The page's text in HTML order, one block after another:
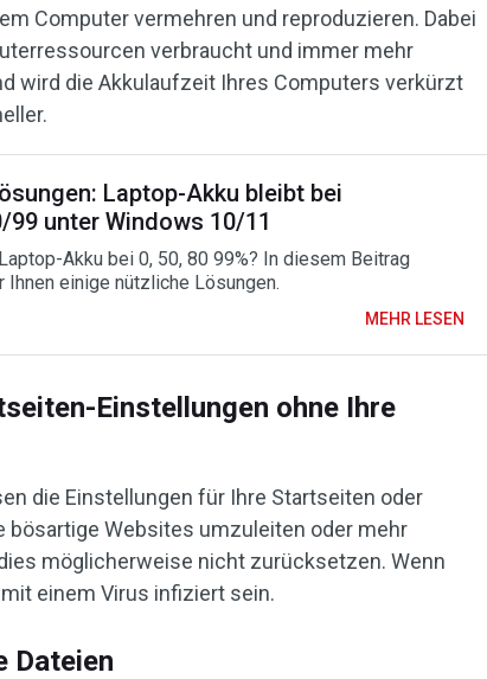
Computer vermehren und reproduzieren. Dabei
verbraucht und immer mehr
wird die Akkulaufzeit Ihres Computers verkürzt
Laptop-Akku bleibt bei
99 unter Windows 10/11
Akku bei 0, 50, 80 99%? In diesem Beitrag
Ihnen einige nützliche Lösungen.
MEHR LESEN
Einstellungen ohne Ihre
die Einstellungen für Ihre Startseiten oder
bösartige Websites umzuleiten oder mehr
möglicherweise nicht zurücksetzen. Wenn
einem Virus infiziert sein.
Dateien